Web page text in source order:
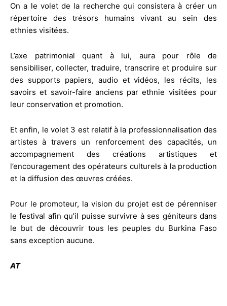
On a le volet de la recherche qui consistera à créer un
répertoire des trésors humains vivant au sein des
ethnies visitées.
L’axe patrimonial quant à lui, aura pour rôle de
sensibiliser, collecter, traduire, transcrire et produire sur
des supports papiers, audio et vidéos, les récits, les
savoirs et savoir-faire anciens par ethnie visitées pour
leur conservation et promotion.
Et enfin, le volet 3 est relatif à la professionnalisation des
artistes à travers un renforcement des capacités, un
accompagnement des créations artistiques et
l’encouragement des opérateurs culturels à la production
et la diffusion des œuvres créées.
Pour le promoteur, la vision du projet est de pérenniser
le festival afin qu’il puisse survivre à ses géniteurs dans
le but de découvrir tous les peuples du Burkina Faso
sans exception aucune.
AT